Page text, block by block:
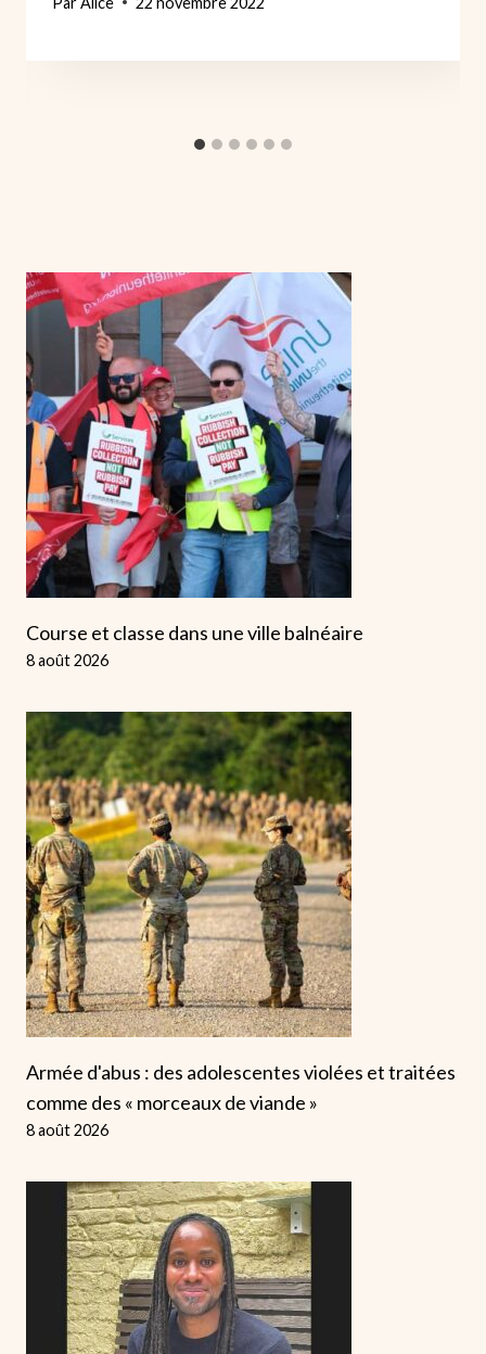
Course et classe dans une ville balnéaire
8 août 2026
Armée d'abus : des adolescentes violées et traitées
comme des « morceaux de viande »
8 août 2026